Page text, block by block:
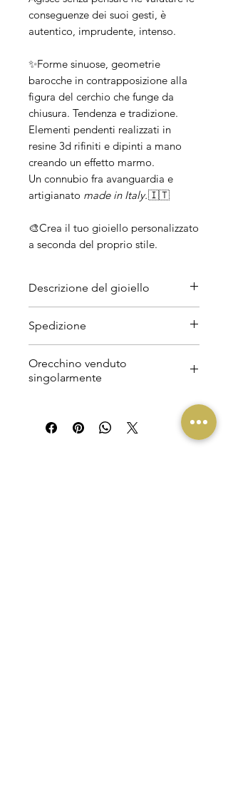
conseguenze dei suoi gesti, è
autentico, imprudente, intenso.
✨Forme sinuose, geometrie
barocche in contrapposizione alla
figura del cerchio che funge da
chiusura. Tendenza e tradizione.
Elementi pendenti realizzati in
resine 3d rifiniti e dipinti a mano
creando un effetto marmo.
Un connubio fra avanguardia e
artigianato made in Italy.🇮🇹
🎨Crea il tuo gioiello personalizzato
a seconda del proprio stile.
Descrizione del gioiello
Acciaio inossidabile anallergico,
perla naturale.
Peso
Lunghezza
Spedizione
sono orientativamente intorno i
7-10 giorni.
pronta consegna con spedizione
veloce 24/48h contattarci su
Orecchino venduto
singolarmente
L’acquisto è riferito ad una unità